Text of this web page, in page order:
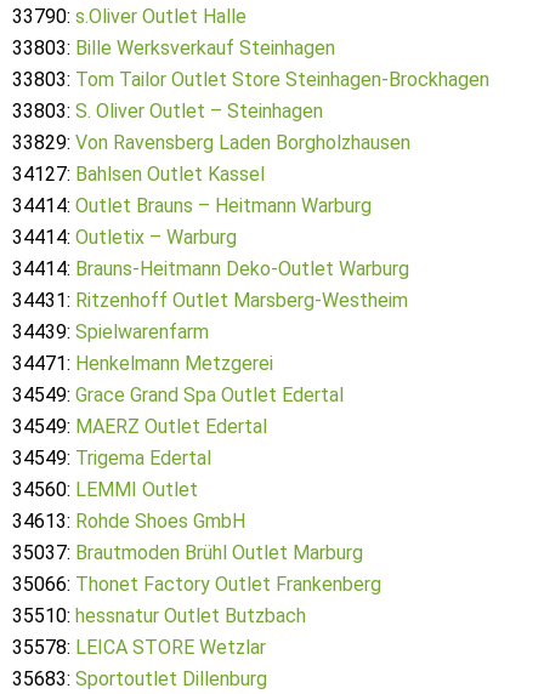
33790: s.Oliver Outlet Halle
33803: Bille Werksverkauf Steinhagen
33803: Tom Tailor Outlet Store Steinhagen-Brockhagen
33803: S. Oliver Outlet – Steinhagen
33829: Von Ravensberg Laden Borgholzhausen
34127: Bahlsen Outlet Kassel
34414: Outlet Brauns – Heitmann Warburg
34414: Outletix – Warburg
34414: Brauns-Heitmann Deko-Outlet Warburg
34431: Ritzenhoff Outlet Marsberg-Westheim
34439: Spielwarenfarm
34471: Henkelmann Metzgerei
34549: Grace Grand Spa Outlet Edertal
34549: MAERZ Outlet Edertal
34549: Trigema Edertal
34560: LEMMI Outlet
34613: Rohde Shoes GmbH
35037: Brautmoden Brühl Outlet Marburg
35066: Thonet Factory Outlet Frankenberg
35510: hessnatur Outlet Butzbach
35578: LEICA STORE Wetzlar
35683: Sportoutlet Dillenburg